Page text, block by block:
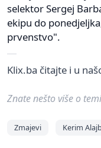
selektor Sergej
ekipu do
prvenstvo".
Klix.ba čitajte i u
Znate nešto više o
Zmajevi Kerim